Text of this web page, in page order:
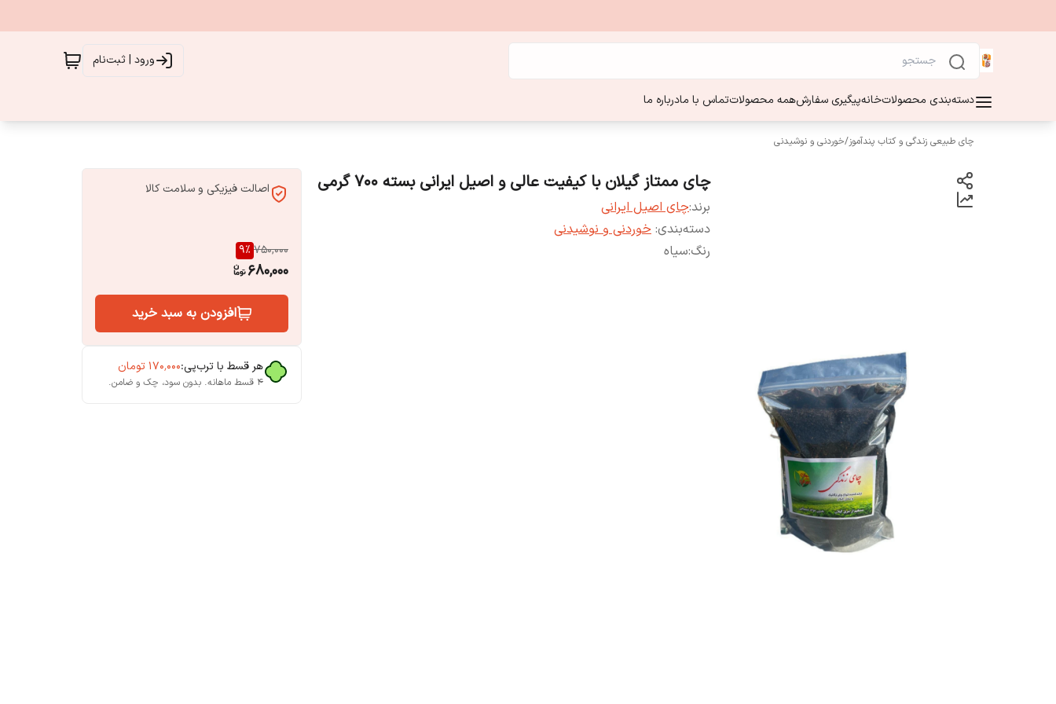
ورود | ثبت‌نام
دسته‌بندی محصولاتخانهپیگیری سفارشهمه محصولاتتماس با مادرباره ما
چای طبیعی زندگی و کتاب پندآموز/خوردنی و نوشیدنی
چای ممتاز‌ گیلان با کیفیت عالی و اصیل ایرانی بسته 700 گرمی
برند:چای اصیل ایرانی
دسته‌بندی: خوردنی و نوشیدنی
رنگ:سیاه
اصالت فیزیکی و سلامت کالا
750,000
9%
680,000
افزودن به سبد خرید
هر قسط با ترب‌پی:۱۷۰٬۰۰۰تومان
۴ قسط ماهانه. بدون سود، چک و ضامن.